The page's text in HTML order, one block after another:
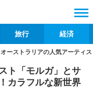
旅行 経済
オーストラリアの人気アーティ
ト「モルガ」とサ
カラフルな新世界